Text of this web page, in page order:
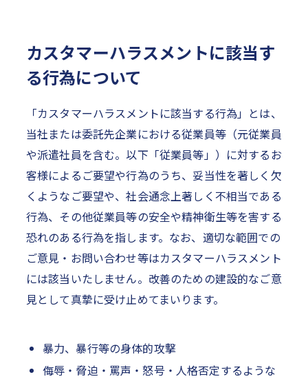
カスタマーハラスメントに該当す
る行為について
「カスタマーハラスメントに該当する行為」とは、
当社または委託先企業における従業員等（元従業員
や派遣社員を含む。以下「従業員等」）に対するお
客様によるご要望や行為のうち、妥当性を著しく欠
くようなご要望や、社会通念上著しく不相当である
行為、その他従業員等の安全や精神衛生等を害する
恐れのある行為を指します。なお、適切な範囲での
ご意見・お問い合わせ等はカスタマーハラスメント
には該当いたしません。改善のための建設的なご意
見として真摯に受け止めてまいります。
暴力、暴行等の身体的攻撃
侮辱・脅迫・罵声・怒号・人格否定するような